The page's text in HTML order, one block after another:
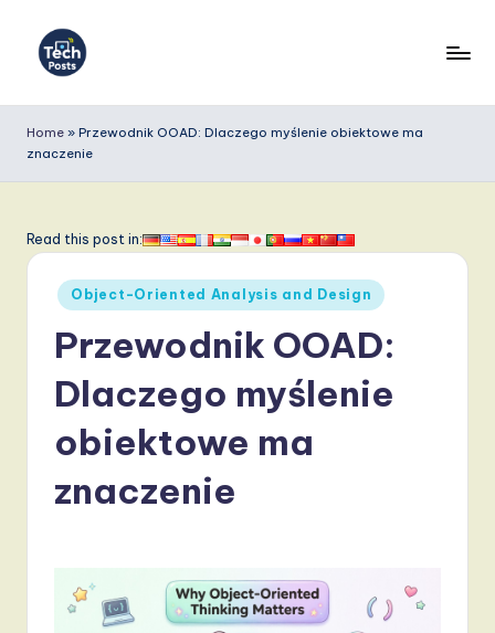
e
c
P
Home » Przewodnik OOAD: Dlaczego myślenie obiektowe ma
znaczenie
Read this post in:
Posted
in
Object-Oriented Analysis and Design
Przewodnik OOAD:
Dlaczego myślenie
obiektowe ma
znaczenie